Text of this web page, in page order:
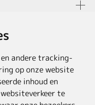
andere tracking-
op onze website
inhoud en
te
van de hotels, bij
de afzonderlijke diensten.
prijzen van de